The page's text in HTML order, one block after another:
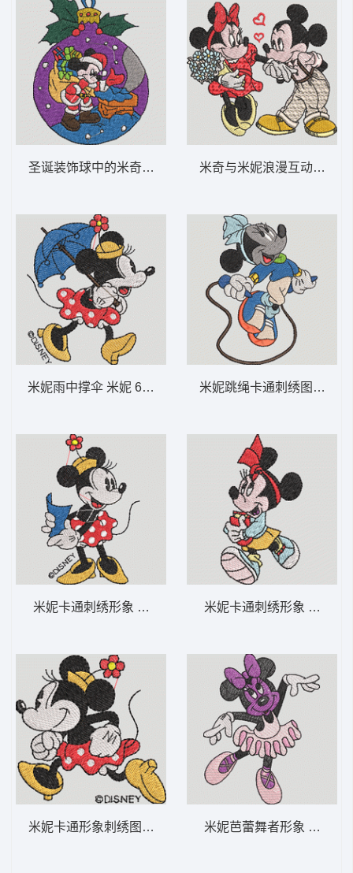
圣诞装饰球中的米奇 米奇 1-DST格式
米妮雨中撑伞 米妮 60-DST格式
米妮卡通刺绣形象 米妮 59-DST格式
米妮卡通形象刺绣图案 米妮 58-DST格式
米奇与米妮浪漫互动 米奇
米妮跳绳卡通刺绣图案 米
米妮卡通刺绣形象 米妮
米妮芭蕾舞者形象 米妮